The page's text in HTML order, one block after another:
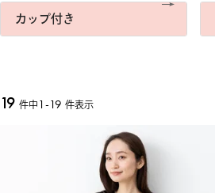
カップ付き
19 件中 1-19 件表示